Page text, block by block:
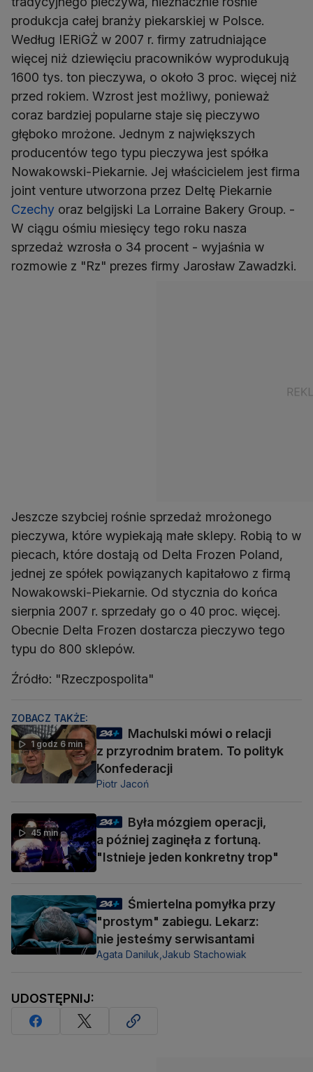
produkcja całej branży piekarskiej w Polsce.
Według IERiGŻ w 2007 r. firmy zatrudniające
więcej niż dziewięciu pracowników wyprodukują
1600 tys. ton pieczywa, o około 3 proc. więcej niż
przed rokiem. Wzrost jest możliwy, ponieważ
coraz bardziej popularne staje się pieczywo
głęboko mrożone. Jednym z największych
producentów tego typu pieczywa jest spółka
Nowakowski-Piekarnie. Jej właścicielem jest firma
joint venture utworzona przez Deltę Piekarnie
Czechy oraz belgijski La Lorraine Bakery Group. -
W ciągu ośmiu miesięcy tego roku nasza
sprzedaż wzrosła o 34 procent - wyjaśnia w
rozmowie z "Rz" prezes firmy Jarosław Zawadzki.
Jeszcze szybciej rośnie sprzedaż mrożonego
pieczywa, które wypiekają małe sklepy. Robią to w
piecach, które dostają od Delta Frozen Poland,
jednej ze spółek powiązanych kapitałowo z firmą
Nowakowski-Piekarnie. Od stycznia do końca
sierpnia 2007 r. sprzedały go o 40 proc. więcej.
Obecnie Delta Frozen dostarcza pieczywo tego
typu do 800 sklepów.
Źródło: "Rzeczpospolita"
ZOBACZ TAKŻE:
1 godz 6 min
Machulski mówi o relacji
z przyrodnim bratem. To polityk
Konfederacji
Piotr Jacoń
45 min
Była mózgiem operacji,
a później zaginęła z fortuną.
"Istnieje jeden konkretny trop"
Śmiertelna pomyłka przy
"prostym" zabiegu. Lekarz:
nie jesteśmy serwisantami
Agata Daniluk,Jakub Stachowiak
UDOSTĘPNIJ: